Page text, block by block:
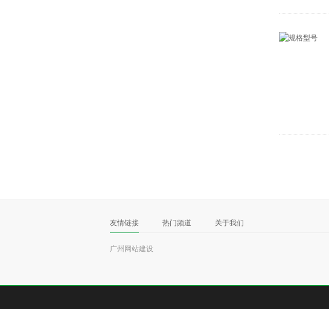
友情链接 热门频道 关于我们
广州网站建设